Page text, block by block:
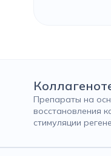
Препараты на
восстановления
стимуляции